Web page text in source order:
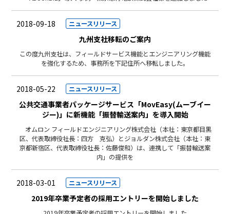
2018-09-18 ニュースリリース
九州支社移転のご案内
この度九州支社は、フィールドサービス機能とエンジニアリング機能
を強化するため、事務所を下記住所へ移転しました。
2018-05-22 ニュースリリース
公共交通事業者パッケージサービス「MovEasy(ムーブイー
ジー)」に新機能「振替輸送案内」を導入開始
オムロン フィールドエンジニアリング株式会社（本社：東京都目黒
区、代表取締役社長：四方 克弘）とジョルダン株式会社（本社：東
京都新宿区、代表取締役社長：佐藤俊和）は、連携して「振替輸送案
内」の提供を
2018-03-01 ニュースリリース
2019年卒業予定者の採用エントリーを開始しました